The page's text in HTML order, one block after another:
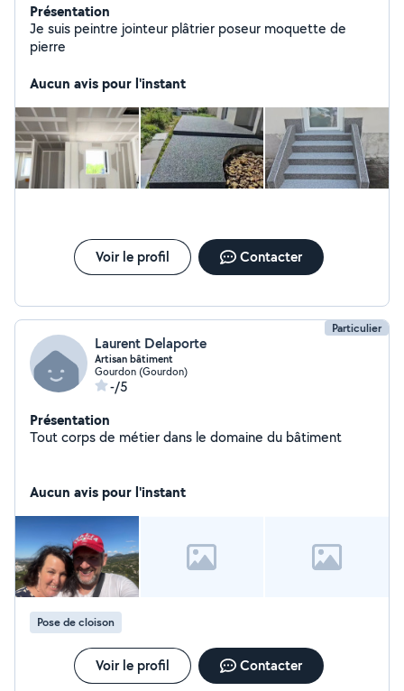
Présentation
Je suis peintre jointeur plâtrier poseur moquette de
pierre
Aucun avis pour l'instant
Voir le profil Contacter
Particulier
Laurent Delaporte
Artisan bâtiment
Gourdon (Gourdon)
-/5
Présentation
Tout corps de métier dans le domaine du bâtiment
Aucun avis pour l'instant
Pose de cloison
Voir le profil Contacter